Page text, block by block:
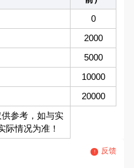
0
2000
5000
10000
20000
参考，如与实
际情况为准！
反馈